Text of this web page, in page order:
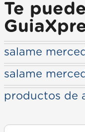
Te
salame
salame
productos de